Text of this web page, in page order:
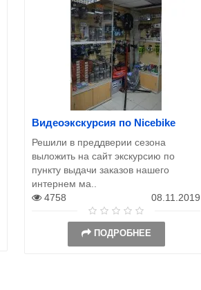
Видеоэкскурсия по Nicebike
Решили в преддверии сезона
выложить на сайт экскурсию по
пункту выдачи заказов нашего
интернем ма..
4758
08.11.2019
ПОДРОБНЕЕ